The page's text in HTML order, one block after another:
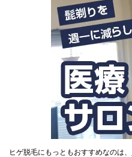
ヒゲ脱毛にもっともおすすめなのは、